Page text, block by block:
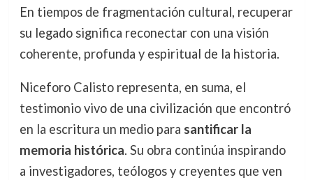
En tiempos de fragmentación cultural, recuperar
su legado significa reconectar con una visión
coherente, profunda y espiritual de la historia.
Niceforo Calisto representa, en suma, el
testimonio vivo de una civilización que encontró
en la escritura un medio para santificar la
memoria histórica. Su obra continúa inspirando
a investigadores, teólogos y creyentes que ven